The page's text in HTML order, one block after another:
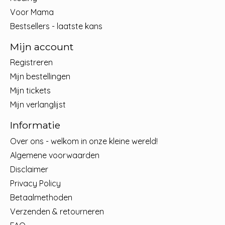
Voor Mama
Bestsellers - laatste kans
Mijn account
Registreren
Mijn bestellingen
Mijn tickets
Mijn verlanglijst
Informatie
Over ons - welkom in onze kleine wereld!
Algemene voorwaarden
Disclaimer
Privacy Policy
Betaalmethoden
Verzenden & retourneren